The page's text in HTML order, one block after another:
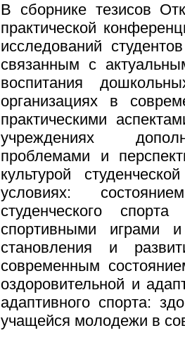
В сборнике тезисов
практической
исследований
связанным с
воспитания
организациях в
практическими
учреждениях
проблемами и
культурой
условиях:
студенческого
спортивными играми
становления и
современным
оздоровительной и
адаптивного спорта:
учащейся молодежи в